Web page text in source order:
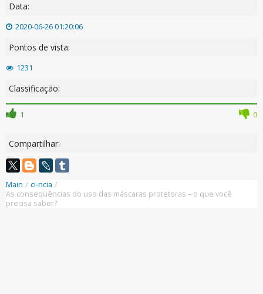
Data:
2020-06-26 01:20:06
Pontos de vista:
1231
Classificação:
1 0
Compartilhar:
Main / ci-ncia /
As conseqüências do uso das máscaras protetoras – o que você
precisa saber?